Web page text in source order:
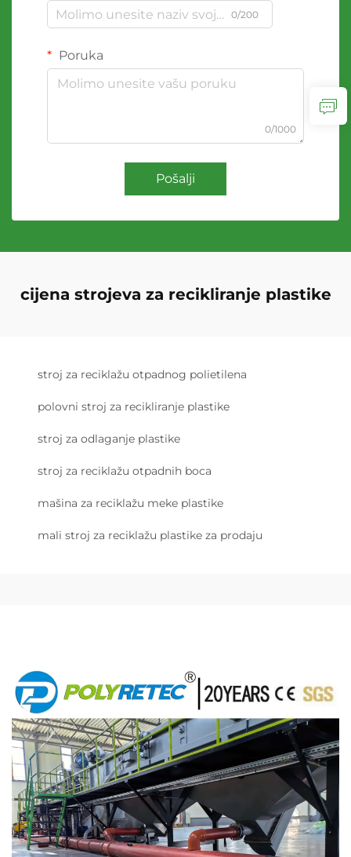
0/200
Poruka
0/1000
Pošalji
cijena strojeva za recikliranje plastike
stroj za reciklažu otpadnog polietilena
polovni stroj za recikliranje plastike
stroj za odlaganje plastike
stroj za reciklažu otpadnih boca
mašina za reciklažu meke plastike
mali stroj za reciklažu plastike za prodaju